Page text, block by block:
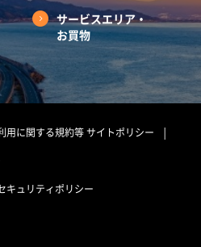
サービスエリア・
お買物
用に関する規約等サイトポリシー
キュリティポリシー